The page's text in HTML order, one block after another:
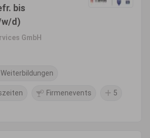
bis
w/d)
GmbH
Weiterbildungen
Firmenevents 5